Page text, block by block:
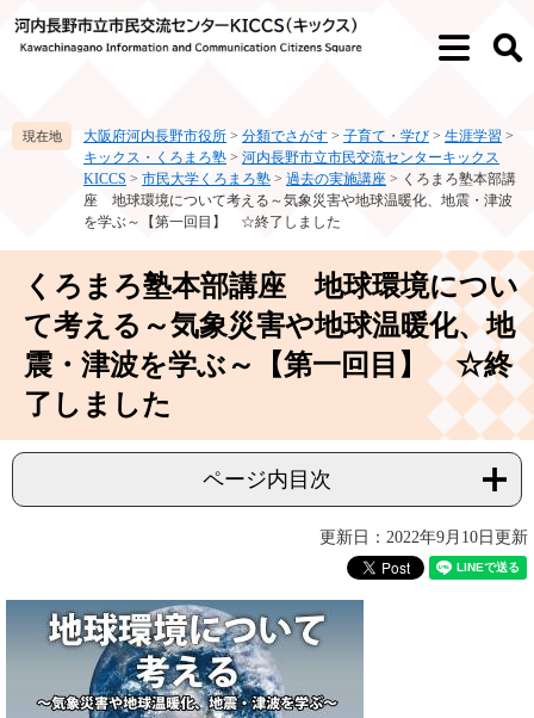
ー
ニ
メ
検
大阪府河内長野市役所 > 分類でさがす > 子育て・学び > 生涯学習 >
キックス・くろまろ塾 > 河内長野市立市民交流センターキックス
KICCS > 市民大学くろまろ塾 > 過去の実施講座 > くろまろ塾本部講
座 地球環境について考える～気象災害や地球温暖化、地震・津波
を学ぶ～【第一回目】 ☆終了しました
くろまろ塾本部講座 地球環境につい
て考える～気象災害や地球温暖化、地
震・津波を学ぶ～【第一回目】 ☆終
了しました
ページ内目次
更新日：2022年9月10日更新